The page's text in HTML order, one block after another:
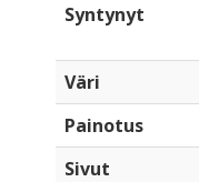
Syntynyt
Väri
Painotus
Sivut